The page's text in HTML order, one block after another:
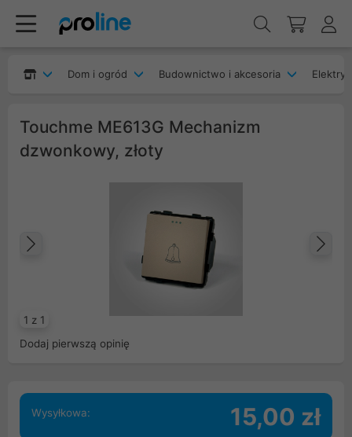
Dom i ogród Budownictwo i akcesoria
Touchme ME613G Mechanizm
dzwonkowy, złoty
1 z 1
Poprzedni
Dodaj pierwszą opinię
Wysyłkowa: 15,00 zł